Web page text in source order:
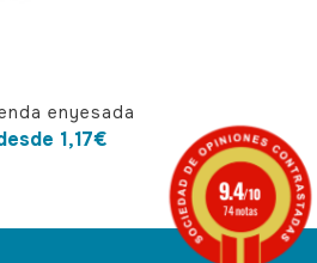
enyesada
1,17€
9.4/10
74 notas